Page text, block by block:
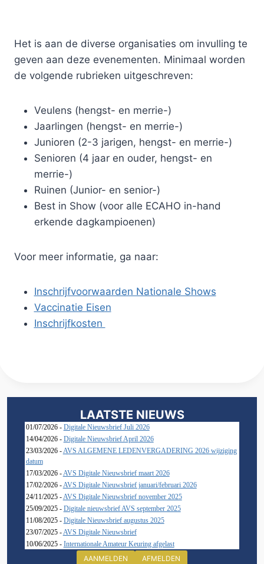
Het is aan de diverse organisaties om invulling te
geven aan deze evenementen. Minimaal worden
de volgende rubrieken uitgeschreven:
Veulens (hengst- en merrie-)
Jaarlingen (hengst- en merrie-)
Junioren (2-3 jarigen, hengst- en merrie-)
Senioren (4 jaar en ouder, hengst- en
merrie-)
Ruinen (Junior- en senior-)
Best in Show (voor alle ECAHO in-hand
erkende dagkampioenen)
Voor meer informatie, ga naar:
Inschrijfvoorwaarden Nationale Shows
Vaccinatie Eisen
Inschrijfkosten
LAATSTE NIEUWS
01/07/2026 - Digitale Nieuwsbrief Juli 2026
14/04/2026 - Digitale Nieuwsbrief April 2026
23/03/2026 - AVS ALGEMENE LEDENVERGADERING 2026 wijziging
datum
17/03/2026 - AVS Digitale Nieuwsbrief maart 2026
17/02/2026 - AVS Digitale Nieuwsbrief januari/februari 2026
24/11/2025 - AVS Digitale Nieuwsbrief november 2025
25/09/2025 - Digitale nieuwsbrief AVS september 2025
11/08/2025 - Digitale Nieuwsbrief augustus 2025
23/07/2025 - AVS Digitale Nieuwsbrief
10/06/2025 - Internationale Amateur Keuring afgelast
AANMELDEN AFMELDEN